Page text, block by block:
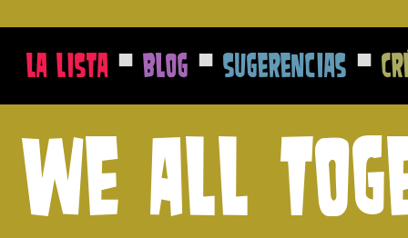
La Lista ■ Blog ■ Sugerencias ■
We All